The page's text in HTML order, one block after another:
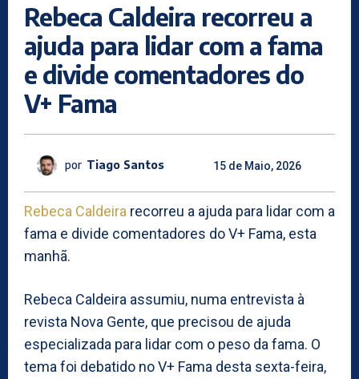
Rebeca Caldeira recorreu a
ajuda para lidar com a fama
e divide comentadores do
V+ Fama
por Tiago Santos 15 de Maio, 2026
Rebeca Caldeira recorreu a ajuda para lidar com a
fama e divide comentadores do V+ Fama, esta
manhã.
Rebeca Caldeira assumiu, numa entrevista à
revista Nova Gente, que precisou de ajuda
especializada para lidar com o peso da fama. O
tema foi debatido no V+ Fama desta sexta-feira,